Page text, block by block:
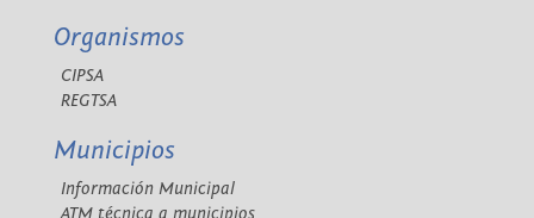
Organismos
CIPSA
REGTSA
Municipios
Información Municipal
ATM técnica a municipios